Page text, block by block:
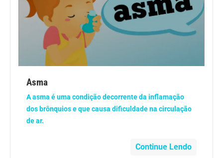
Saúde da mulher
Anemia
Aparelho Digestivo
Asma
A asma é uma condição decorrente da inflamação
dos brônquios e que causa dificuldade na circulação
de ar.
Continue Lendo